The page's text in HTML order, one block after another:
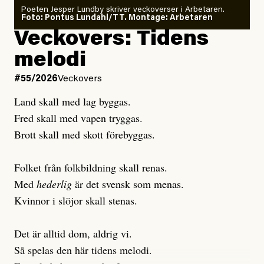
Publicerad6 August, 2026
Uppdaterad7 August, 2026
Joel Kellgren
Publicerad3 August, 2026
Uppdaterad3 August, 2026
Poeten Jesper Lundby skriver veckoverser i Arbetaren.
Foto: Pontus Lundahl/TT. Montage: Arbetaren
Veckovers: Tidens
melodi
#55/2026Veckovers
Land skall med lag byggas.
Fred skall med vapen tryggas.
Brott skall med skott förebyggas.
Folket från folkbildning skall renas.
Med hederlig är det svensk som menas.
Kvinnor i slöjor skall stenas.
Det är alltid dom, aldrig vi.
Så spelas den här tidens melodi.